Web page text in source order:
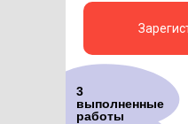
3
выполненные
работы